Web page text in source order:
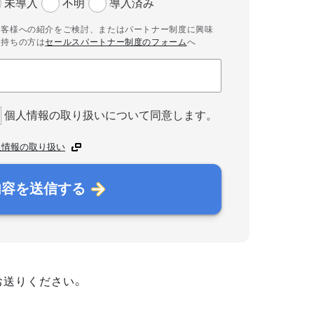
未導入 不明 導入済み
様への紹介をご検討、またはパートナー制度に興味
ちの方はセールスパートナー制度のフォームへ
個人情報の取り扱いについて同意します。
報の取り扱い
を送信する
りください。